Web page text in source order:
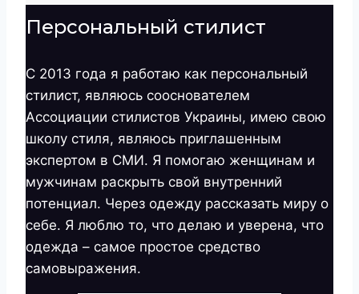
Персональный стилист
С 2013 года я работаю как персональный
стилист, являюсь сооснователем
Ассоциации стилистов Украины, имею свою
школу стиля, являюсь приглашенным
экспертом в СМИ. Я помогаю женщинам и
мужчинам раскрыть свой внутренний
потенциал. Через одежду рассказать миру о
себе. Я люблю то, что делаю и уверена, что
одежда – самое простое средство
самовыражения.